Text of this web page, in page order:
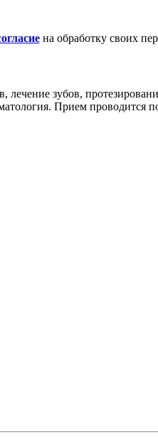
на обработку своих
зубов,
Прием проводится